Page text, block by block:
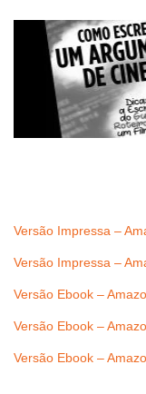
Versão Impressa –
Versão Impressa –
Versão Ebook –
Versão Ebook –
Versão Ebook –